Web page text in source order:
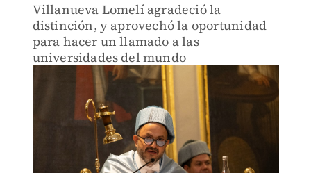
Villanueva Lomelí agradeció la
distinción, y aprovechó la oportunidad
para hacer un llamado a las
universidades del mundo